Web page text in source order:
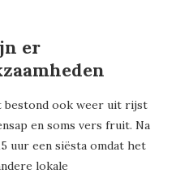
er
bestond ook weer uit rijst
en soms vers fruit. Na
uur een siësta omdat het
lokale